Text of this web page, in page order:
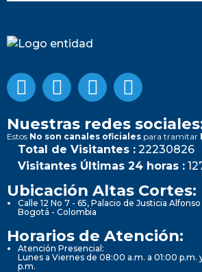
Nuestras redes
Estos No son canales oficiales para tramitar
Total de Visitantes : 22230826
Visitantes Últimas 24 horas :
Ubicación Altas Cortes:
Calle 12 No 7 - 65, Palacio de Justicia
Bogotá - Colombia
Horarios de Atención:
Atención Presencial:
Lunes a Viernes de 08:00 a.m. a 01:00
p.m.